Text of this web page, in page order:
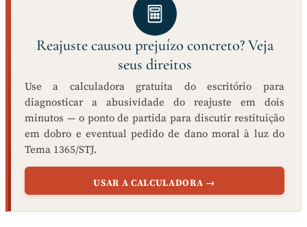
Reajuste causou prejuízo concreto? Veja
seus direitos
Use a calculadora gratuita do escritório para
diagnosticar a abusividade do reajuste em dois
minutos — o ponto de partida para discutir restituição
em dobro e eventual pedido de dano moral à luz do
Tema 1365/STJ.
USAR A CALCULADORA →